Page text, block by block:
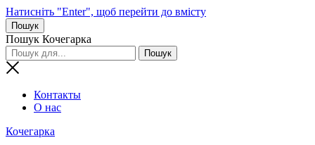
Натисніть "Enter", щоб перейти до вмісту
Пошук
Пошук Кочегарка
Контакты
О нас
Кочегарка